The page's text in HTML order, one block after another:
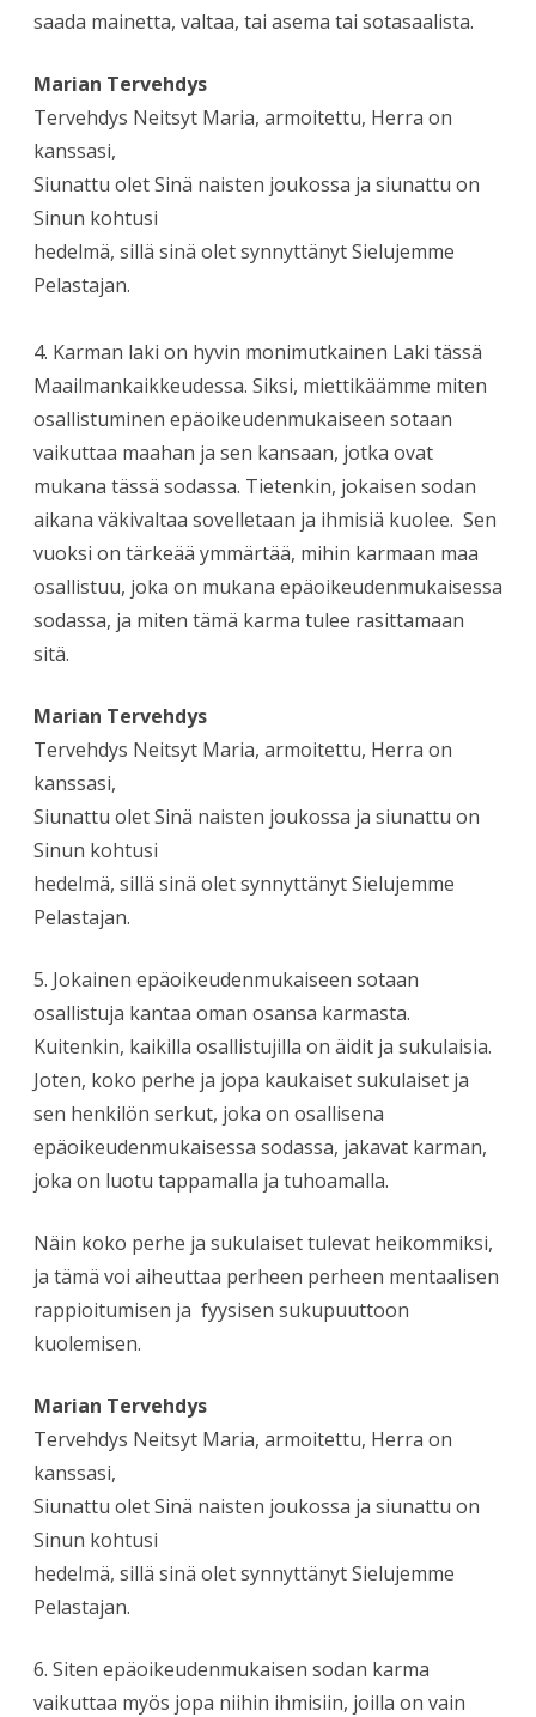
saada mainetta, valtaa, tai asema tai sotasaalista.
Marian Tervehdys
Tervehdys Neitsyt Maria, armoitettu, Herra on
kanssasi,
Siunattu olet Sinä naisten joukossa ja siunattu on
Sinun kohtusi
hedelmä, sillä sinä olet synnyttänyt Sielujemme
Pelastajan.
4. Karman laki on hyvin monimutkainen Laki tässä
Maailmankaikkeudessa. Siksi, miettikäämme miten
osallistuminen epäoikeudenmukaiseen sotaan
vaikuttaa maahan ja sen kansaan, jotka ovat
mukana tässä sodassa. Tietenkin, jokaisen sodan
aikana väkivaltaa sovelletaan ja ihmisiä kuolee. Sen
vuoksi on tärkeää ymmärtää, mihin karmaan maa
osallistuu, joka on mukana epäoikeudenmukaisessa
sodassa, ja miten tämä karma tulee rasittamaan
sitä.
Marian Tervehdys
Tervehdys Neitsyt Maria, armoitettu, Herra on
kanssasi,
Siunattu olet Sinä naisten joukossa ja siunattu on
Sinun kohtusi
hedelmä, sillä sinä olet synnyttänyt Sielujemme
Pelastajan.
5. Jokainen epäoikeudenmukaiseen sotaan
osallistuja kantaa oman osansa karmasta.
Kuitenkin, kaikilla osallistujilla on äidit ja sukulaisia.
Joten, koko perhe ja jopa kaukaiset sukulaiset ja
sen henkilön serkut, joka on osallisena
epäoikeudenmukaisessa sodassa, jakavat karman,
joka on luotu tappamalla ja tuhoamalla.
Näin koko perhe ja sukulaiset tulevat heikommiksi,
ja tämä voi aiheuttaa perheen perheen mentaalisen
rappioitumisen ja fyysisen sukupuuttoon
kuolemisen.
Marian Tervehdys
Tervehdys Neitsyt Maria, armoitettu, Herra on
kanssasi,
Siunattu olet Sinä naisten joukossa ja siunattu on
Sinun kohtusi
hedelmä, sillä sinä olet synnyttänyt Sielujemme
Pelastajan.
6. Siten epäoikeudenmukaisen sodan karma
vaikuttaa myös jopa niihin ihmisiin, joilla on vain